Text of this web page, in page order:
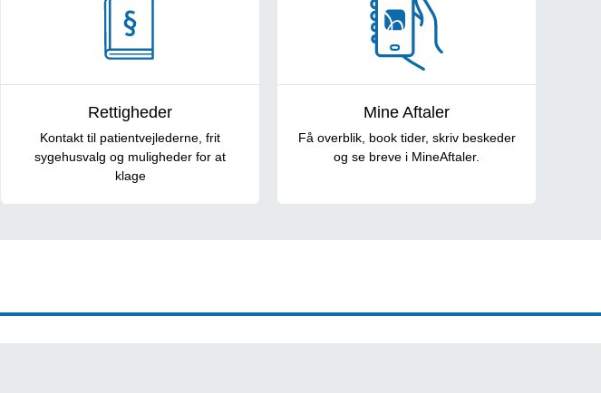
Rettigheder
Kontakt til patientvejlederne, frit
sygehusvalg og muligheder for at
klage
Mine Aftaler
Få overblik, book tider, skriv beskeder
og se breve i MineAftaler.